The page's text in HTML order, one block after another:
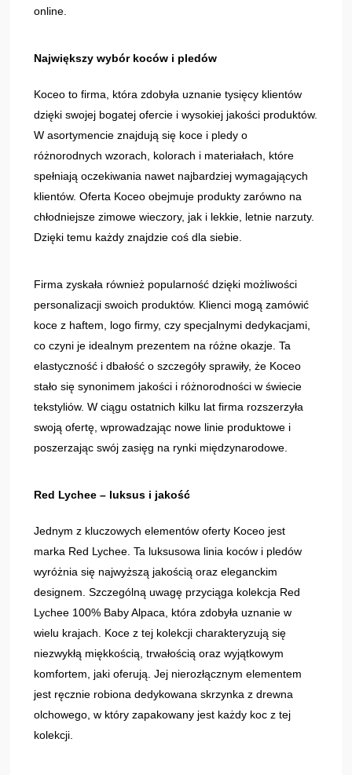
online.
Największy wybór koców i pledów
Koceo to firma, która zdobyła uznanie tysięcy klientów
dzięki swojej bogatej ofercie i wysokiej jakości produktów.
W asortymencie znajdują się koce i pledy o
różnorodnych wzorach, kolorach i materiałach, które
spełniają oczekiwania nawet najbardziej wymagających
klientów. Oferta Koceo obejmuje produkty zarówno na
chłodniejsze zimowe wieczory, jak i lekkie, letnie narzuty.
Dzięki temu każdy znajdzie coś dla siebie.
Firma zyskała również popularność dzięki możliwości
personalizacji swoich produktów. Klienci mogą zamówić
koce z haftem, logo firmy, czy specjalnymi dedykacjami,
co czyni je idealnym prezentem na różne okazje. Ta
elastyczność i dbałość o szczegóły sprawiły, że Koceo
stało się synonimem jakości i różnorodności w świecie
tekstyliów. W ciągu ostatnich kilku lat firma rozszerzyła
swoją ofertę, wprowadzając nowe linie produktowe i
poszerzając swój zasięg na rynki międzynarodowe.
Red Lychee – luksus i jakość
Jednym z kluczowych elementów oferty Koceo jest
marka Red Lychee. Ta luksusowa linia koców i pledów
wyróżnia się najwyższą jakością oraz eleganckim
designem. Szczególną uwagę przyciąga kolekcja Red
Lychee 100% Baby Alpaca, która zdobyła uznanie w
wielu krajach. Koce z tej kolekcji charakteryzują się
niezwykłą miękkością, trwałością oraz wyjątkowym
komfortem, jaki oferują. Jej nierozłącznym elementem
jest ręcznie robiona dedykowana skrzynka z drewna
olchowego, w który zapakowany jest każdy koc z tej
kolekcji.